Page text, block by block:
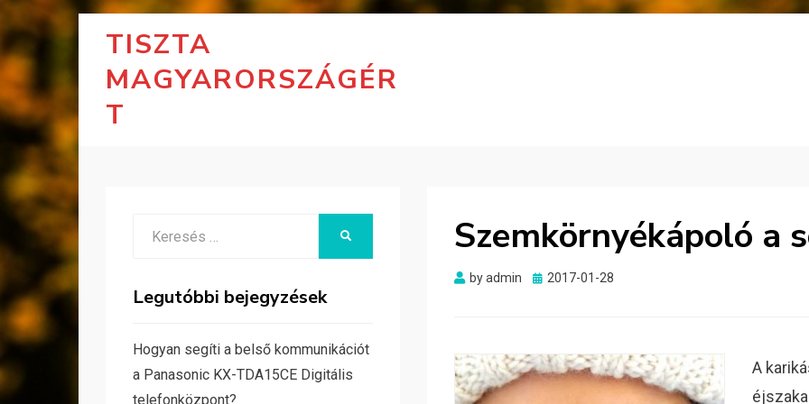
TISZTA
MAGYARORSZÁGÉR
T
Szemkörnyékápoló a
byadmin
Posted
2017-01-28
A
Legutóbbi bejegyzések
Hogyan segíti a belső kommunikációt
a Panasonic KX-TDA15CE Digitális
telefonközpont?